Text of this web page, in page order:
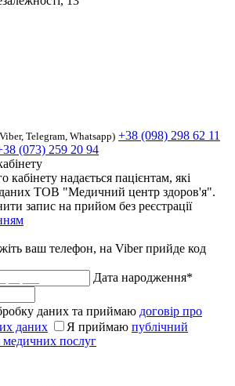
Telegram, Whatsapp) +38 (098) 298 62 11
(073) 259 20 94
кабінету надається пацієнтам, які
даних ТОВ "Медичний центр здоров'я".
запис на прийом без реєстрації
ваш телефон, на Viber прийде код
Дата народження*
даних та приймаю договір про
даних
Я приймаю публічний
медичних послуг